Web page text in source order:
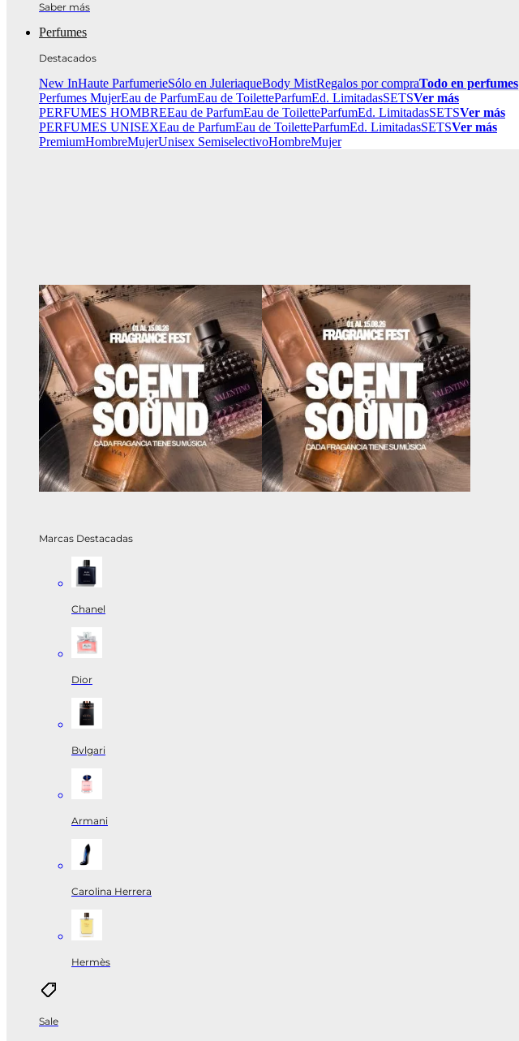
Saber más
Perfumes
Destacados
New InHaute ParfumerieSólo en JuleriaqueBody MistRegalos por compraTodo en perfumes
Perfumes MujerEau de ParfumEau de ToiletteParfumEd. LimitadasSETSVer más
PERFUMES HOMBREEau de ParfumEau de ToiletteParfumEd. LimitadasSETSVer más
PERFUMES UNISEXEau de ParfumEau de ToiletteParfumEd. LimitadasSETSVer más
PremiumHombreMujerUnisex SemiselectivoHombreMujer
Marcas Destacadas
Chanel
Dior
Bvlgari
Armani
Carolina Herrera
Hermès
Sale